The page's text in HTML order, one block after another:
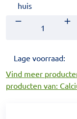
huis
Aantal
Voer het gewenste
Lage voorraad:
Vind meer
producten van: